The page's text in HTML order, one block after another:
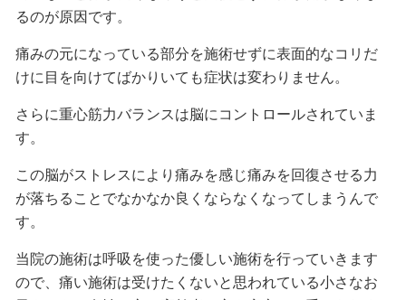
るのが原因です。
痛みの元になっている部分を施術せずに表面的なコリだ
けに目を向けてばかりいても症状は変わりません。
さらに重心筋力バランスは脳にコントロールされていま
す。
この脳がストレスにより痛みを感じ痛みを回復させる力
が落ちることでなかなか良くならなくなってしまうんで
す。
当院の施術は呼吸を使った優しい施術を行っていきます
ので、痛い施術は受けたくないと思われている小さなお